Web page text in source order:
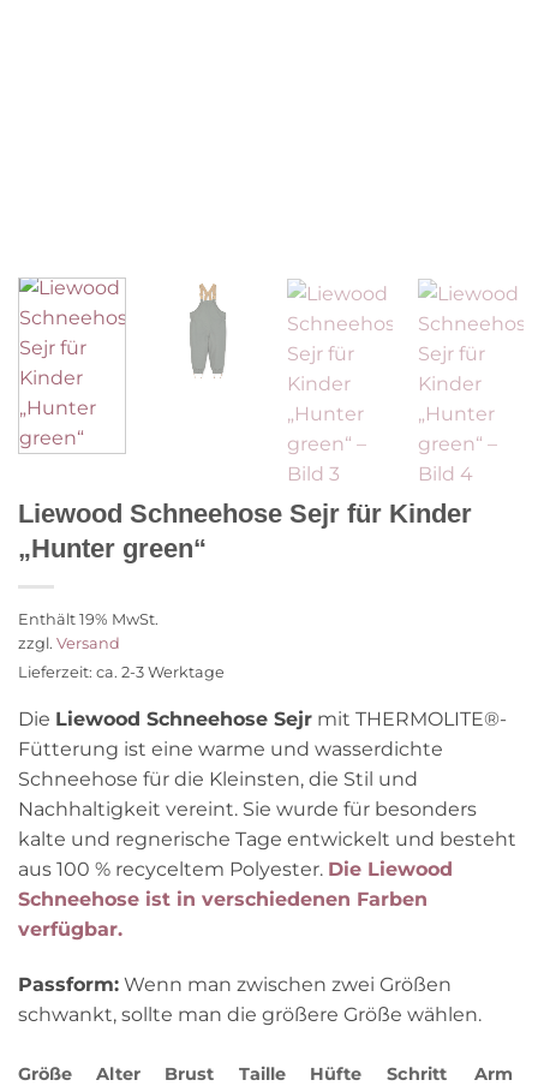
Liewood Schneehose Sejr für Kinder
„Hunter green“
Enthält 19% MwSt.
zzgl. Versand
Lieferzeit: ca. 2-3 Werktage
Die Liewood Schneehose Sejr mit THERMOLITE®-
Fütterung ist eine warme und wasserdichte
Schneehose für die Kleinsten, die Stil und
Nachhaltigkeit vereint. Sie wurde für besonders
kalte und regnerische Tage entwickelt und besteht
aus 100 % recyceltem Polyester. Die Liewood
Schneehose ist in verschiedenen Farben
verfügbar.
Passform: Wenn man zwischen zwei Größen
schwankt, sollte man die größere Größe wählen.
Größe Alter Brust Taille Hüfte Schritt
Arm